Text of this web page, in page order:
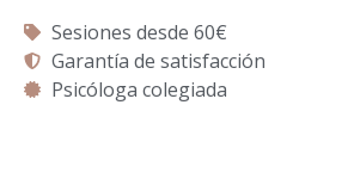
Sesiones desde 60€
Garantía de satisfacción
Psicóloga colegiada